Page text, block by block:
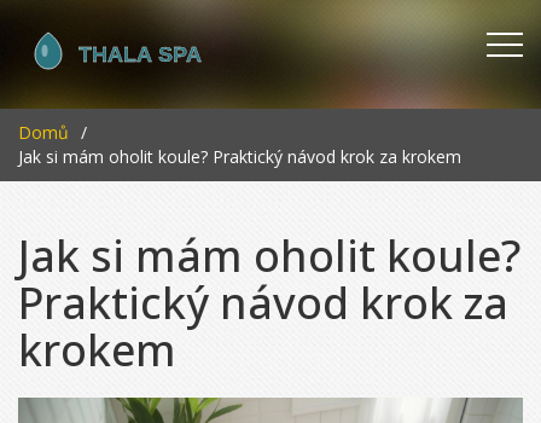
Domů
Jak si mám oholit koule? Praktický návod krok za krokem
Jak si mám oholit koule?
Praktický návod krok za
krokem